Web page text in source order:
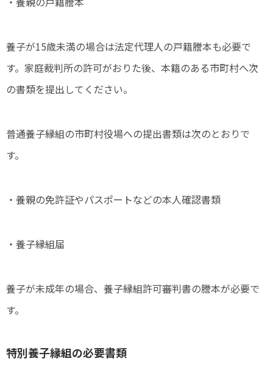
養子が15歳未満の場合は法定代理人の戸籍謄本も必要で
す。家庭裁判所の許可がおりた後、本籍のある市町村へ次
の書類を提出してください。
普通養子縁組の市町村役場への提出書類は次のとおりで
す。
・養親の免許証やパスポートなどの本人確認書類
・養子縁組届
養子が未成年の場合、養子縁組許可審判書の謄本が必要で
す。
特別養子縁組の必要書類